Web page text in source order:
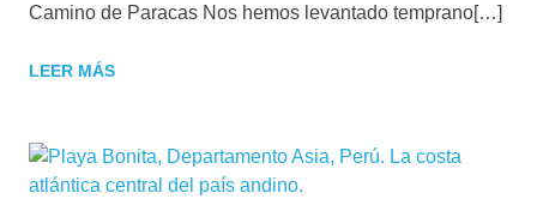
Camino de Paracas Nos hemos levantado temprano[…]
LEER MÁS